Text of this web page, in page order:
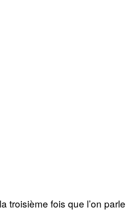
troisième fois que l’on